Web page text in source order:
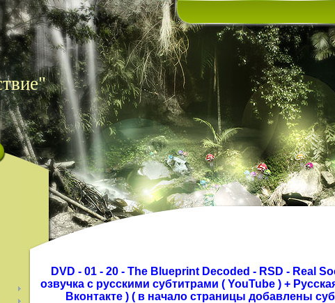
DVD - 01 - 20 - The Blueprint Decoded - RSD - Real
озвучка с русскими субтитрами ( YouTube ) +
Вконтакте ) ( в начало страницы добавлены